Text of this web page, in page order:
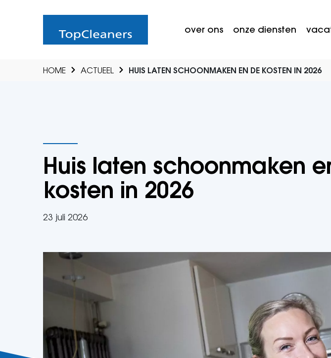
over ons onze diensten
HOME ACTUEEL HUIS LATEN SCHOONMAKEN EN DE KOSTEN IN 2026
Huis laten schoonmaken
kosten in 2026
23 juli 2026